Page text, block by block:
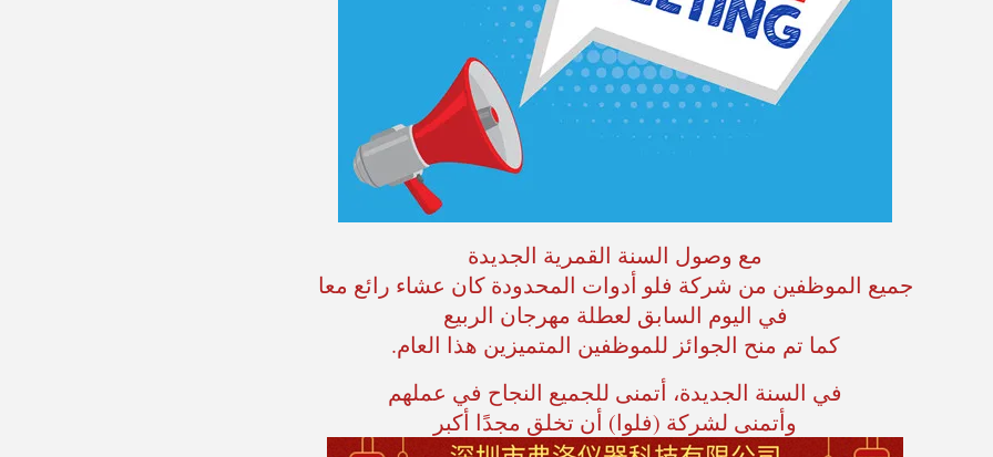
مع وصول السنة القمرية الجديدة
جميع الموظفين من شركة فلو أدوات المحدودة كان عشاء رائع معا
في اليوم السابق لعطلة مهرجان الربيع
كما تم منح الجوائز للموظفين المتميزين هذا العام.
في السنة الجديدة، أتمنى للجميع النجاح في عملهم
وأتمنى لشركة (فلوا) أن تخلق مجدًا أكبر